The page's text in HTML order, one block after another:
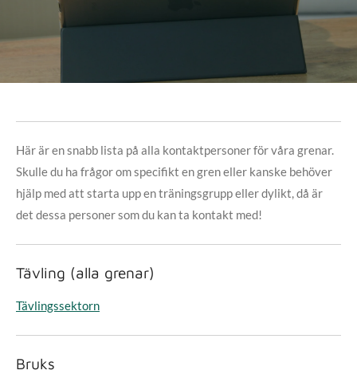
Här är en snabb lista på alla kontaktpersoner för våra grenar.
Skulle du ha frågor om specifikt en gren eller kanske behöver
hjälp med att starta upp en träningsgrupp eller dylikt, då är
det dessa personer som du kan ta kontakt med!
Tävling (alla grenar)
Tävlingssektorn
Bruks